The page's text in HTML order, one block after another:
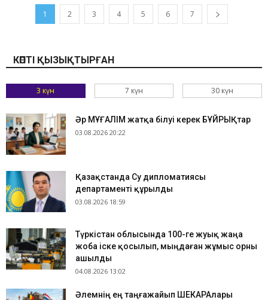
1 2 3 4 5 6 7
КӨПТІ ҚЫЗЫҚТЫРҒАН
3 күн 7 күн 30 күн
Әр МҰҒАЛІМ жатқа білуі керек БҰЙРЫҚтар
03.08.2026 20:22
Қазақстанда Су дипломатиясы
департаменті құрылды
03.08.2026 18:59
Түркістан облысында 100-ге жуық жаңа
жоба іске қосылып, мыңдаған жұмыс орны
ашылды
04.08.2026 13:02
​Әлемнің ең таңғажайып ШЕКАРАлары